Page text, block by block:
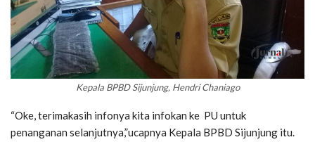
Kepala BPBD Sijunjung, Hendri Chaniago
“Oke, terimakasih infonya kita infokan ke PU untuk
penanganan selanjutnya,”ucapnya Kepala BPBD Sijunjung itu.